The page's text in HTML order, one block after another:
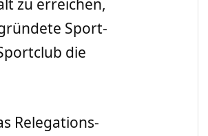
zu erreichen,
Sport-
die
Relegations-